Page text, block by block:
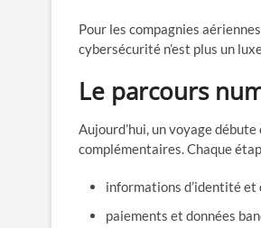
Pour les compagnies
cybersécurité n’est plus un
Le parcours
Aujourd’hui, un voyage
complémentaires. Chaque
informations d’identité et
paiements et données